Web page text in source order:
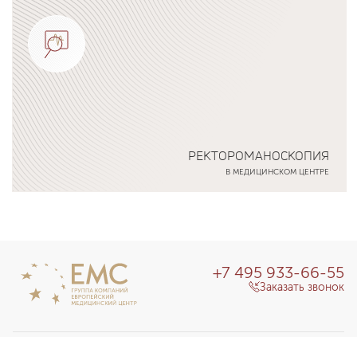
Подробнее о программе
РЕКТОРОМАНОСКОПИЯ
В МЕДИЦИНСКОМ ЦЕНТРЕ
+7 495 933-66-55
Заказать звонок